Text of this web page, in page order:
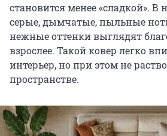
становится менее «сладкой». В
серые, дымчатые, пыльные
нежные оттенки выглядят
взрослее. Такой ковер легко
интерьер, но при этом не
пространстве.